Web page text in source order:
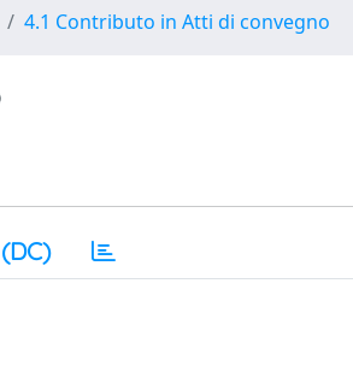
4.1 Contributo in Atti di convegno